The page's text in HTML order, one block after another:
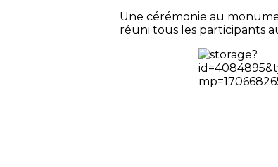
Une cérémonie au
réuni tous les participants